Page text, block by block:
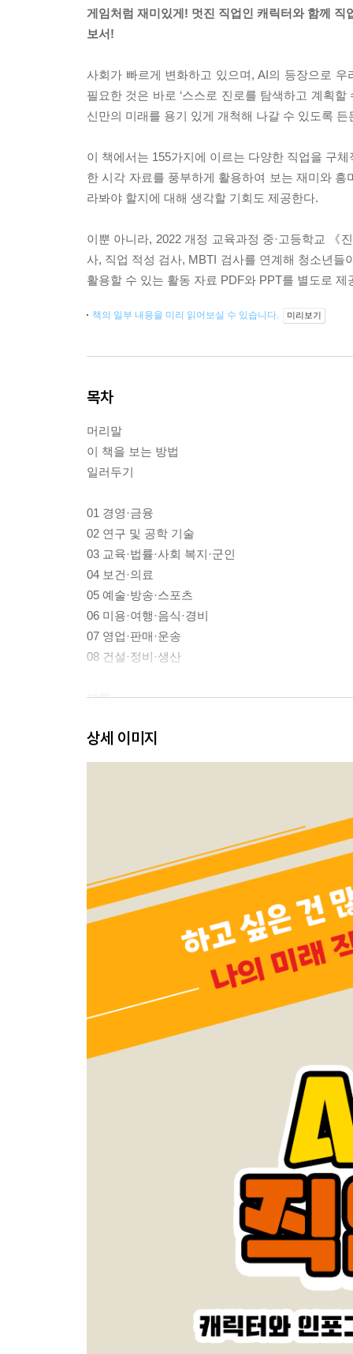
게임처럼 재미있게! 멋진 직업인 캐릭터와 함께
보서!
사회가 빠르게 변화하고 있으며, AI의 등장으로
필요한 것은 바로 ‘스스로 진로를 탐색하고 계획
신만의 미래를 용기 있게 개척해 나갈 수 있도록
이 책에서는 155가지에 이르는 다양한 직업을 구
한 시각 자료를 풍부하게 활용하여 보는 재미와 흥
라봐야 할지에 대해 생각할 기회도 제공한다.
이뿐 아니라, 2022 개정 교육과정 중·고등학교 《
사, 직업 적성 검사, MBTI 검사를 연계해 청소년
활용할 수 있는 활동 자료 PDF와 PPT를 별도로
책의 일부 내용을 미리 읽어보실 수 있습니다. 미리보기
목차
머리말
이 책을 보는 방법
일러두기
01 경영·금융
02 연구 및 공학 기술
03 교육·법률·사회 복지·군인
04 보건·의료
05 예술·방송·스포츠
06 미용·여행·음식·경비
07 영업·판매·운송
08 건설·정비·생산
부록
심리 검사지와 해설지
직업 찾아보기
상세 이미지